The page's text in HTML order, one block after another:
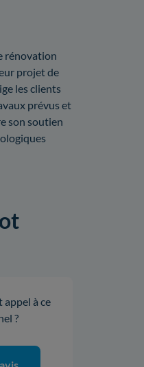
rénovation
projet de
les clients
prévus et
son soutien
appel à ce
?